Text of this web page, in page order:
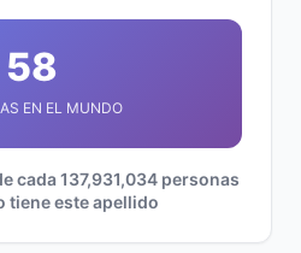
58
EN EL MUNDO
cada 137,931,034 personas
tiene este apellido